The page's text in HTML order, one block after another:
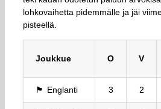
lohkovaihetta pidemmälle ja jäi
pisteellä.
Joukkue O V
🏴󠁧󠁢󠁥󠁮󠁧󠁿 Englanti 3 2